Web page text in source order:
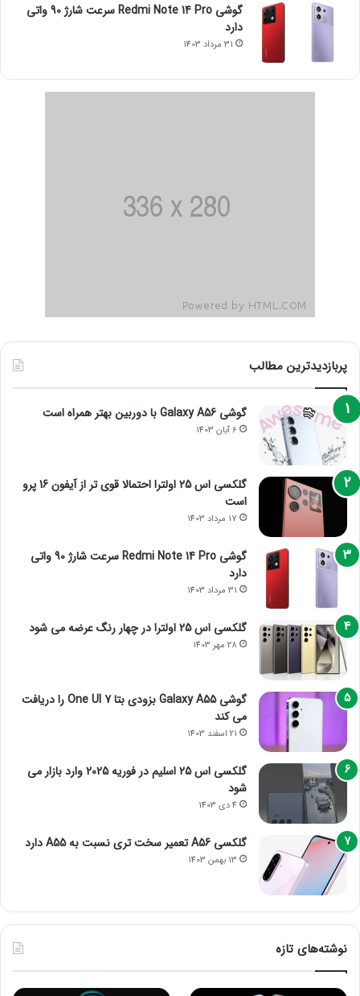
گوشی Redmi Note 14 Pro سرعت شارژ 90 واتی
دارد
31 مرداد 1403
پربازدیدترین مطالب
گوشی Galaxy A56 با دوربین بهتر همراه است
6 آبان 1403
گلکسی اس 25 اولترا احتمالا قوی تر از آیفون 16 پرو
است
17 مرداد 1403
گوشی Redmi Note 14 Pro سرعت شارژ 90 واتی
دارد
31 مرداد 1403
گلکسی اس 25 اولترا در چهار رنگ عرضه می شود
28 مهر 1403
گوشی Galaxy A55 بزودی بتا One UI 7 را دریافت
می کند
21 اسفند 1403
گلکسی اس 25 اسلیم در فوریه 2025 وارد بازار می
شود
4 دی 1403
گلکسی A56 تعمیر سخت تری نسبت به A55 دارد
13 بهمن 1403
نوشته‌های تازه